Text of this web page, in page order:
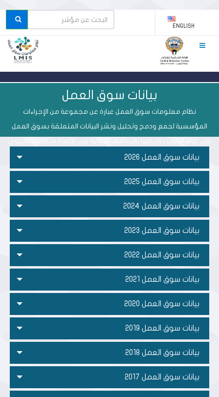
ENGLISH
بيانات سوق العمل
نظام معلومات سوق العمل عبارة عن مجموعة من الإجراءات
المؤسسية لجمع ودمج وتحليل ونشر البيانات المتعلقة بسوق العمل
على بيانات سجليه الكترونية تدمج البيانات المتصلة بسوق العمل والتي
تزودنا بها الجهات الشريكة مع الإدارة المركزية للإحصاء بشكل ربع سنوي
لإعداد التقارير.
بيانات سوق العمل 2026
بيانات سوق العمل 2025
بيانات سوق العمل 2024
بيانات سوق العمل 2023
بيانات سوق العمل 2022
بيانات سوق العمل 2021
بيانات سوق العمل 2020
بيانات سوق العمل 2019
بيانات سوق العمل 2018
بيانات سوق العمل 2017